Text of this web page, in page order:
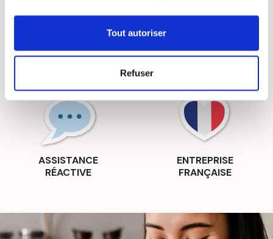
Tout autoriser
Refuser
ASSISTANCE
RÉACTIVE
ENTREPRISE
FRANÇAISE